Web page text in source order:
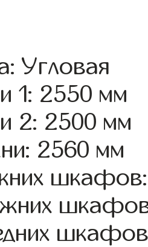
Угловая
1: 2550 мм
2: 2500 мм
2560 мм